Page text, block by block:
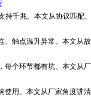
千兆。本文从协议匹配
触点温升异常。本文从
个环节都有坑。本文从
使用。本文从厂家角度讲